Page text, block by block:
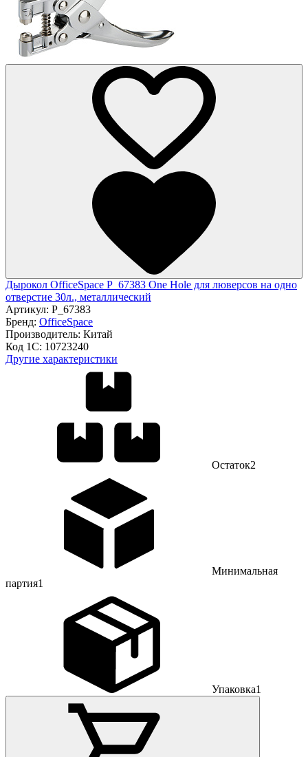
Дырокол OfficeSpace P_67383 One Hole для люверсов на одно
отверстие 30л., металлический
Артикул: P_67383
Бренд: OfficeSpace
Производитель: Китай
Код 1С: 10723240
Другие характеристики
Остаток2
Минимальная
партия1
Упаковка1